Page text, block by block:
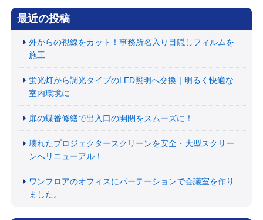
最近の投稿
外からの視線をカット！事務所名入り目隠しフィルムを
施工
蛍光灯から調光タイプのLED照明へ交換｜明るく快適な
室内環境に
扉の蝶番修繕で出入口の開閉をスムーズに！
壊れたプロジェクタースクリーンを安全・大型スクリー
ンへリニューアル！
ワンフロアのオフィスにパーテーションで会議室を作り
ました。